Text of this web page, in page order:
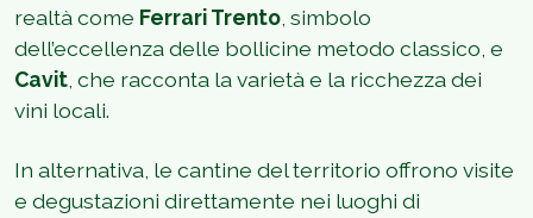
realtà come Ferrari Trento , simbolo
dell’eccellenza delle bollicine metodo classico, e
Cavit , che racconta la varietà e la ricchezza dei
vini locali.
In alternativa, le cantine del territorio offrono visite
e degustazioni direttamente nei luoghi di